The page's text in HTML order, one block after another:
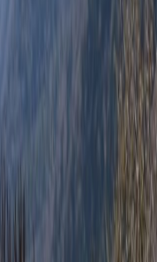
अब निर्वाध रुपमा आउन
पूर्णमात्रा लगाएका
रिपोर्ट देखाउन नपर्ने
समेत खुकुलो पार्ने तयारीमा
यात्रुलाई कोरोना